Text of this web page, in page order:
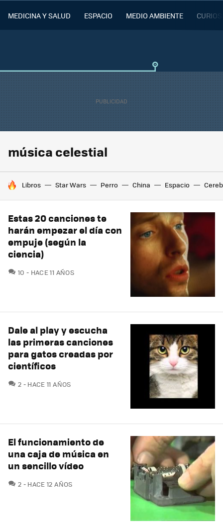
MEDICINA Y SALUD ESPACIO MEDIO AMBIENTE
música celestial
HOY SE HABLA DE
Libros Star Wars Perro China Espacio
Estas 20 canciones te
harán empezar el día con
empuje (según la
ciencia)
10 COMENTARIOS
HACE 11 AÑOS
Dale al play y escucha
las primeras canciones
para gatos creadas por
científicos
2 COMENTARIOS
HACE 11 AÑOS
El funcionamiento de
una caja de música en
un sencillo vídeo
2 COMENTARIOS
HACE 12 AÑOS